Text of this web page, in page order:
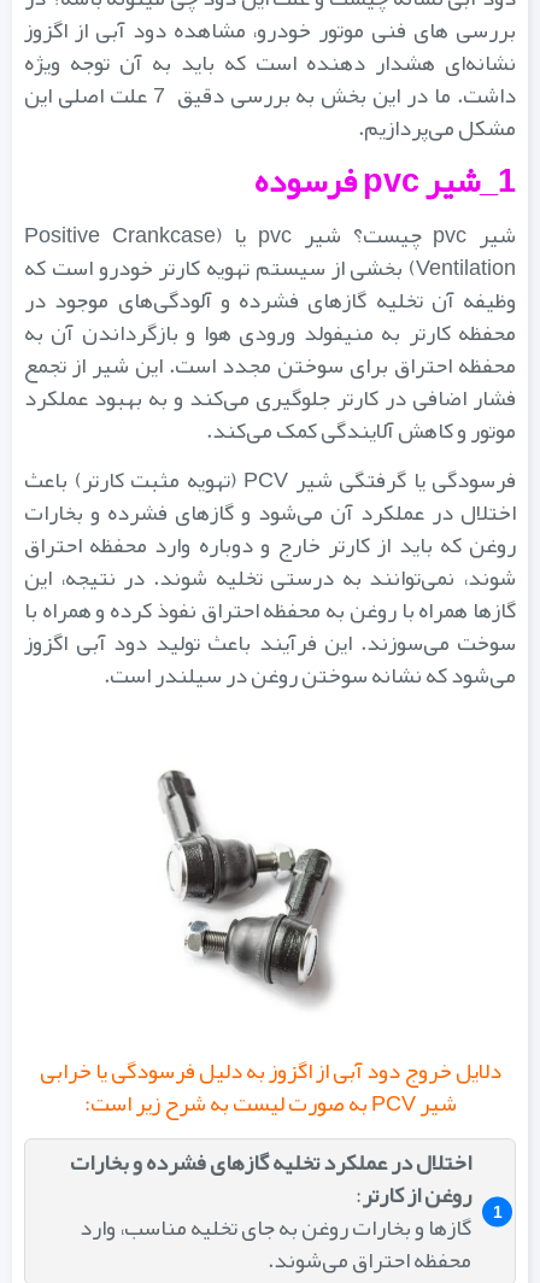
بررسی‌ های فنی موتور خودرو، مشاهده دود آبی از اگزوز
نشانه‌ای هشدار دهنده است که باید به آن توجه ویژه
داشت. ما در این بخش به بررسی دقیق 7 علت اصلی این
مشکل می‌پردازیم.
شیر pvc چیست؟ شیر pvc یا (Positive Crankcase
Ventilation) بخشی از سیستم تهویه کارتر خودرو است که
وظیفه آن تخلیه گازهای فشرده و آلودگی‌های موجود در
محفظه کارتر به منیفولد ورودی هوا و بازگرداندن آن به
محفظه احتراق برای سوختن مجدد است. این شیر از تجمع
فشار اضافی در کارتر جلوگیری می‌کند و به بهبود عملکرد
موتور و کاهش آلایندگی کمک می‌کند.
فرسودگی یا گرفتگی شیر PCV (تهویه مثبت کارتر) باعث
اختلال در عملکرد آن می‌شود و گازهای فشرده و بخارات
روغن که باید از کارتر خارج و دوباره وارد محفظه احتراق
شوند، نمی‌توانند به درستی تخلیه شوند. در نتیجه، این
گازها همراه با روغن به محفظه احتراق نفوذ کرده و همراه با
سوخت می‌سوزند. این فرآیند باعث تولید دود آبی اگزوز
می‌شود که نشانه سوختن روغن در سیلندر است.
دلایل خروج دود آبی از اگزوز به دلیل فرسودگی یا خرابی
شیر PCV به صورت لیست به شرح زیر است:
اختلال در عملکرد تخلیه گازهای فشرده و بخارات
روغن از کارتر:
گازها و بخارات روغن به جای تخلیه مناسب، وارد
محفظه احتراق می‌شوند.